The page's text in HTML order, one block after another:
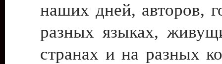
наших дней, авторов,
разных языках,
странах и на разных